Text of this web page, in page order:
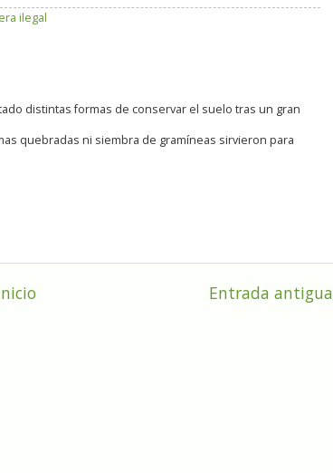
ilegal
distintas formas de conservar el suelo tras un gran
quebradas ni siembra de gramíneas sirvieron para
Entrada antigua